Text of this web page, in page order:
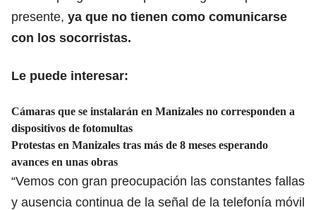
presente, ya que no tienen como comunicarse
con los socorristas.
Le puede interesar:
Cámaras que se instalarán en Manizales no corresponden a
dispositivos de fotomultas
Protestas en Manizales tras más de 8 meses esperando
avances en unas obras
“Vemos con gran preocupación las constantes fallas
y ausencia continua de la señal de la telefonía móvil